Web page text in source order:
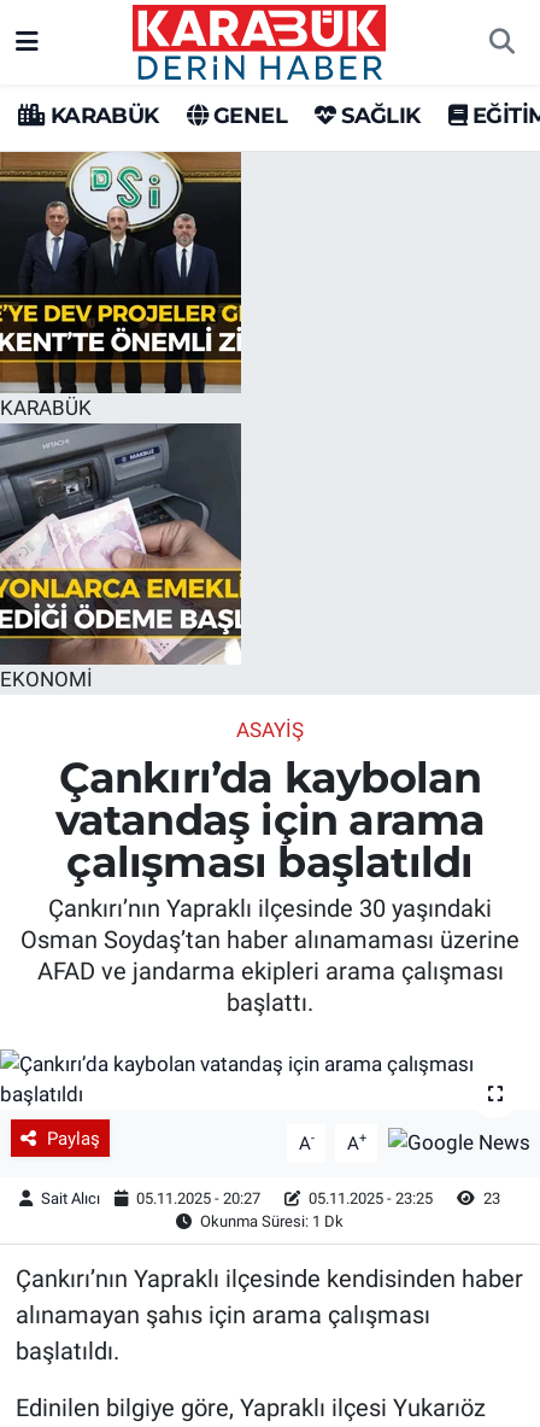
KARABÜK GENEL SAĞLIK
KARABÜK
EKONOMİ
ASAYIŞ
Çankırı’da kaybolan
vatandaş için arama
çalışması başlatıldı
Çankırı’nın Yapraklı ilçesinde 30 yaşındaki
Osman Soydaş’tan haber alınamaması üzerine
AFAD ve jandarma ekipleri arama çalışması
başlattı.
Paylaş A- A+
Sait Alıcı 05.11.2025 - 20:27 05.11.2025 - 23:25
23
Okunma Süresi: 1 Dk
Çankırı’nın Yapraklı ilçesinde kendisinden haber
alınamayan şahıs için arama çalışması
başlatıldı.
Edinilen bilgiye göre, Yapraklı ilçesi Yukarıöz
Karabük Hava Durumu
Karabük Trafik Yoğunluk Haritası
Süper Lig Puan Durumu ve Fikstür
Tüm Manşetler
Son Dakika Haberleri
Haber Arşivi